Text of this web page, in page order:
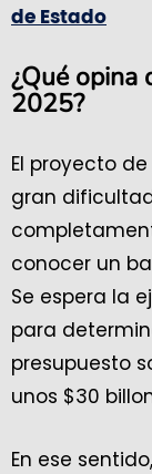
de Estado
¿Qué opina
2025?
El proyecto
gran
conocer un
Se espera la
para
presupuesto
unos $30
En ese